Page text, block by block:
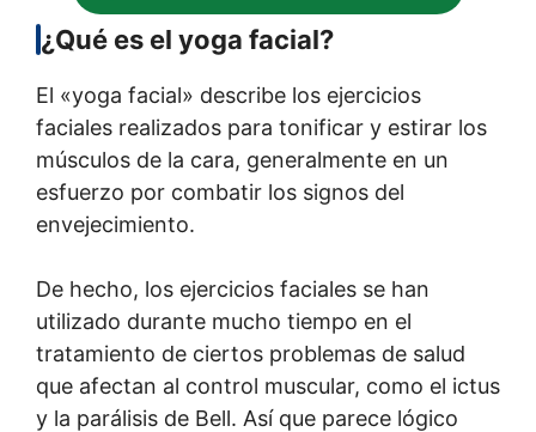
¿Qué es el yoga facial?
El «yoga facial» describe los ejercicios
faciales realizados para tonificar y estirar los
músculos de la cara, generalmente en un
esfuerzo por combatir los signos del
envejecimiento.
De hecho, los ejercicios faciales se han
utilizado durante mucho tiempo en el
tratamiento de ciertos problemas de salud
que afectan al control muscular, como el ictus
y la parálisis de Bell. Así que parece lógico